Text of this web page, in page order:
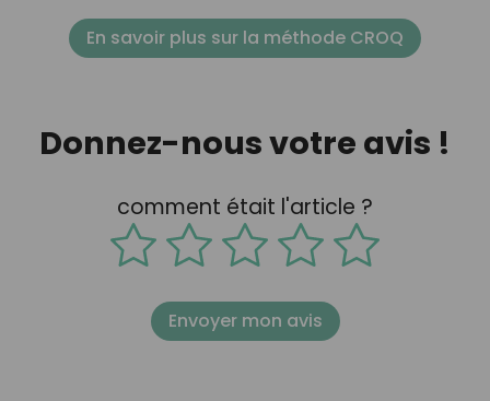
En savoir plus sur la méthode CROQ
Donnez-nous votre avis !
comment était l'article ?
Envoyer mon avis